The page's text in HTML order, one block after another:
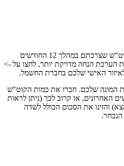
על מנת לדעת את סך כמות הקוט"ש שצרכתם במהלך 12 החודשים
הערכת הנחה מדויקת יותר, לחצו על ->
האישי שלכם בחברת החשמל.
המונה שלכם. חברו את כמות הקוט"ש
במהלך 12 החודשים האחרונים, או קרוב לכך (ניתן לראות
והזינו את הסכום הכולל לשדה